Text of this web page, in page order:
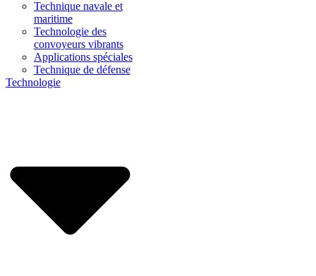
Technique navale et
maritime
Technologie des
convoyeurs vibrants
Applications spéciales
Technique de défense
Technologie